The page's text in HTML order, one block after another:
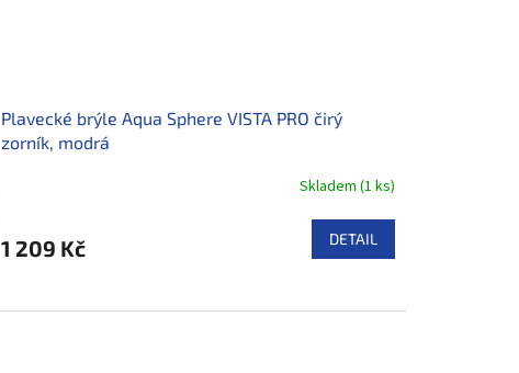
Plavecké brýle Aqua Sphere VISTA PRO čirý
zorník, modrá
Skladem (1 ks)
1 209 Kč DETAIL